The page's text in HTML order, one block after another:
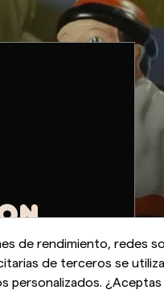
de rendimiento, redes
de terceros se
personalizados. ¿Aceptas